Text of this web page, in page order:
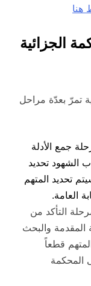
هنا
الجزائية
تمرّ بعدّة مراحل
جمع الأدلة
الشهود تحديد
تحديد المتهم
العامة.
التأكد من
المقدمة والبحث
قطعاً
المحكمة